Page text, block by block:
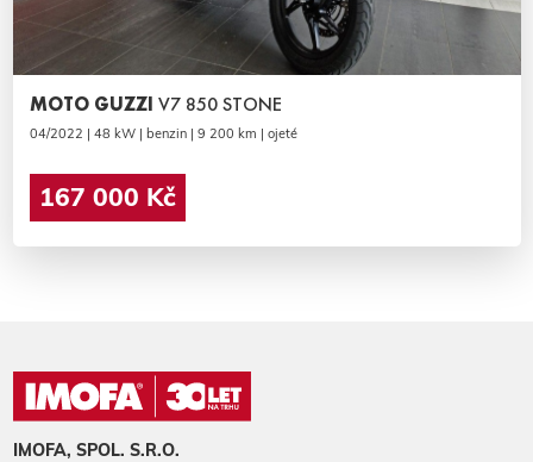
MOTO GUZZI V7 850 STONE
04/2022 | 48 kW | benzin | 9 200 km | ojeté
167 000 Kč
IMOFA, SPOL. S.R.O.